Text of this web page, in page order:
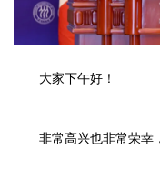
大家下午好！
非常高兴也非常荣幸